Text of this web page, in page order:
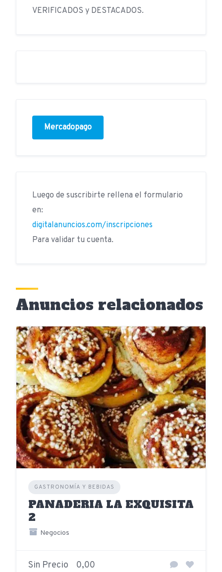
VERIFICADOS y DESTACADOS.
Mercadopago
Luego de suscribirte rellena el formulario
en:
digitalanuncios.com/inscripciones
Para validar tu cuenta.
Anuncios relacionados
GASTRONOMÍA Y BEBIDAS
PANADERIA LA EXQUISITA
2
Negocios
Sin Precio 0,00